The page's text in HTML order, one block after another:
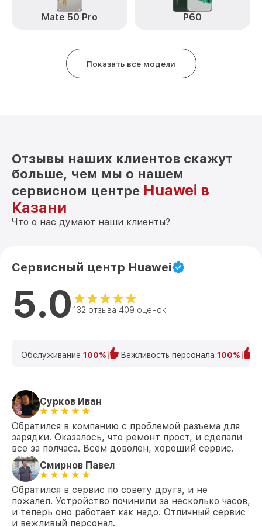
от 590₽
Замена вибромотора nova 11i Huawei
Замена голосового динамика nova 11i
Mate 50 Pro P60
Показать все модели
Отзывы наших клиентов скажут
больше, чем мы о нашем
сервисном центре Huawei в
Казани
Что о нас думают наши клиенты?
Сервисный центр Huawei
5.0 132 отзыва 409 оценок
Обслуживание 100% Вежливость персонала 100%
Сурков Иван
Обратился в компанию с проблемой разъема для
зарядки. Оказалось, что ремонт прост, и сделали
все за полчаса. Всем доволен, хороший сервис.
Смирнов Павел
Обратился в сервис по совету друга, и не
пожалел. Устройство починили за несколько часов,
и теперь оно работает как надо. Отличный сервис
и вежливый персонал.